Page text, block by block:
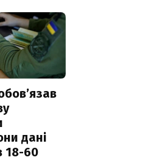
дані
18-60